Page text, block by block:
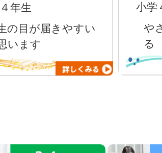
年生
の目が届きやすい
います
小学
や
る